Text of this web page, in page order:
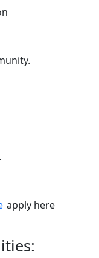
apply here